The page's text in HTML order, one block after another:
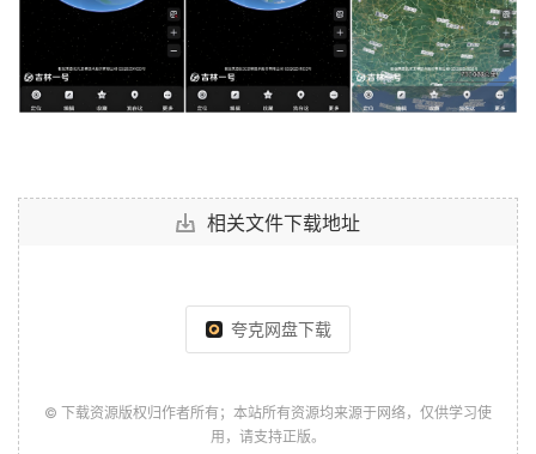
相关文件下载地址
夸克网盘下载
© 下载资源版权归作者所有；本站所有资源均来源于网络，仅供学习使
用，请支持正版。